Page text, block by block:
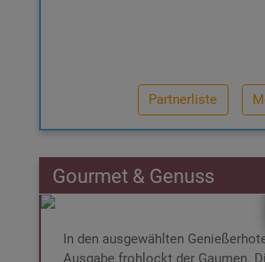
Partnerliste
Gourmet & Genuss
In den ausgewählten
Ausgabe frohlockt der Gaumen.
Gourmet
€ 229,-
Inkl. Box und
DAS
2 Nächte für 2